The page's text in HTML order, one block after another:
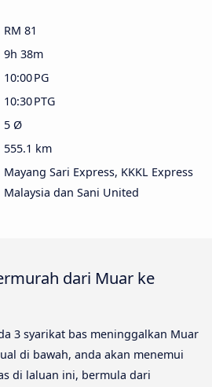
RM 81
9h 38m
10:00 PG
10:30 PTG
5 Ø
555.1 km
Mayang Sari Express, KKKL Express
Malaysia dan Sani United
dari Muar ke
3 syarikat bas meninggalkan Muar
di bawah, anda akan menemui
di laluan ini, bermula dari